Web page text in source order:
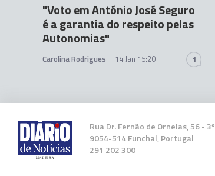
"Voto em António José Seguro
é a garantia do respeito pelas
Autonomias"
Carolina Rodrigues 14 Jan 15:20 1
Rua Dr. Fernão de Ornelas, 56 - 3º
9054-514 Funchal, Portugal
291 202 300